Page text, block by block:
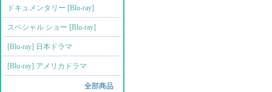
ドキュメンタリー [Blu-ray]
スペシャル ショー [Blu-ray]
[Blu-ray] 日本ドラマ
[Blu-ray] アメリカドラマ
全部商品